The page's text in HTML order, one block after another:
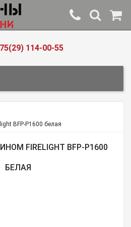
114-00-55
BFP-P1600 белая
FIRELIGHT BFP-P1600
БЕЛАЯ